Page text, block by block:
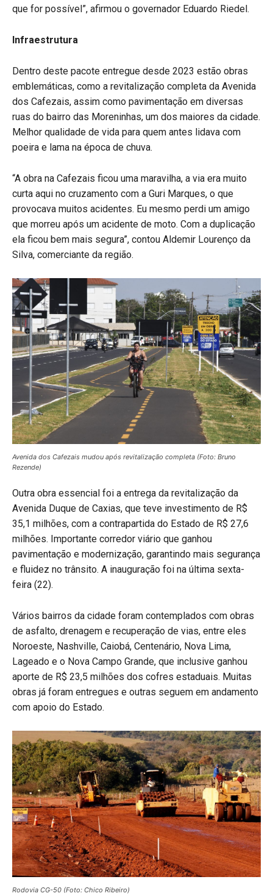
que for possível”, afirmou o governador Eduardo Riedel.
Infraestrutura
Dentro deste pacote entregue desde 2023 estão obras
emblemáticas, como a revitalização completa da Avenida
dos Cafezais, assim como pavimentação em diversas
ruas do bairro das Moreninhas, um dos maiores da cidade.
Melhor qualidade de vida para quem antes lidava com
poeira e lama na época de chuva.
“A obra na Cafezais ficou uma maravilha, a via era muito
curta aqui no cruzamento com a Guri Marques, o que
provocava muitos acidentes. Eu mesmo perdi um amigo
que morreu após um acidente de moto. Com a duplicação
ela ficou bem mais segura”, contou Aldemir Lourenço da
Silva, comerciante da região.
Avenida dos Cafezais mudou após revitalização completa (Foto: Bruno
Rezende)
Outra obra essencial foi a entrega da revitalização da
Avenida Duque de Caxias, que teve investimento de R$
35,1 milhões, com a contrapartida do Estado de R$ 27,6
milhões. Importante corredor viário que ganhou
pavimentação e modernização, garantindo mais segurança
e fluidez no trânsito. A inauguração foi na última sexta-
feira (22).
Vários bairros da cidade foram contemplados com obras
de asfalto, drenagem e recuperação de vias, entre eles
Noroeste, Nashville, Caiobá, Centenário, Nova Lima,
Lageado e o Nova Campo Grande, que inclusive ganhou
aporte de R$ 23,5 milhões dos cofres estaduais. Muitas
obras já foram entregues e outras seguem em andamento
com apoio do Estado.
Rodovia CG-50 (Foto: Chico Ribeiro)